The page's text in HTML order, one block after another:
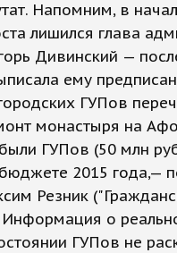
Напомним, в
лишился глава
Дивинский —
ему
ГУПов
монастыря на
ГУПов (50 млн
2015 года,—
Резник
о
ГУПов не